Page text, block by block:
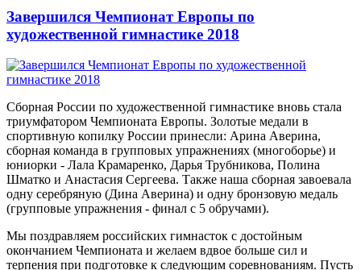
Завершился Чемпионат Европы по
художественной гимнастике 2018
Сборная России по художественной гимнастике вновь стала
триумфатором Чемпионата Европы. Золотые медали в
спортивную копилку России принесли: Арина Аверина,
сборная команда в групповых упражнениях (многоборье) и
юниорки - Лала Крамаренко, Дарья Трубникова, Полина
Шматко и Анастасия Сергеева. Также наша сборная завоевала
одну серебряную (Дина Аверина) и одну бронзовую медаль
(групповые упражнения - финал с 5 обручами).
Мы поздравляем российских гимнасток с достойным
окончанием Чемпионата и желаем вдвое больше сил и
терпения при подготовке к следующим соревнованиям. Пусть